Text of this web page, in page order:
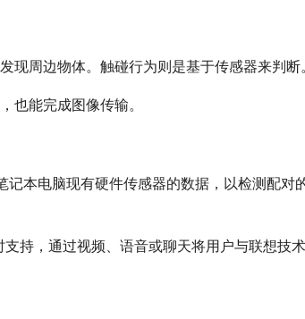
现周边物体。触碰行为则是基于传感器来判断
能完成图像传输。
本电脑现有硬件传感器的数据，以检测配对
持，通过视频、语音或聊天将用户与联想技